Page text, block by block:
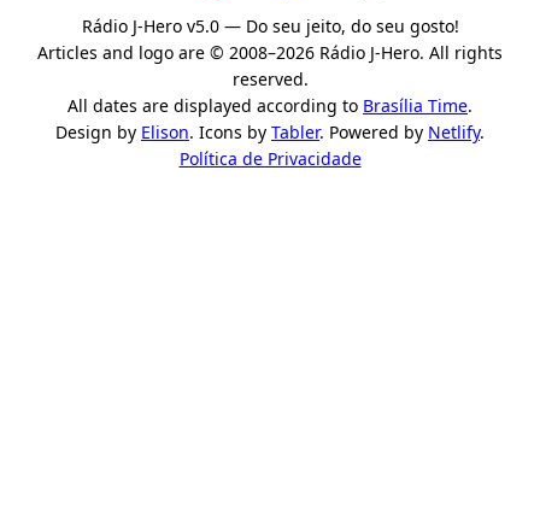
Rádio J-Hero v5.0 — Do seu jeito, do seu gosto!
Articles and logo are © 2008–2026 Rádio J-Hero. All rights
reserved.
All dates are displayed according to Brasília Time.
Design by Elison. Icons by Tabler. Powered by Netlify.
Política de Privacidade